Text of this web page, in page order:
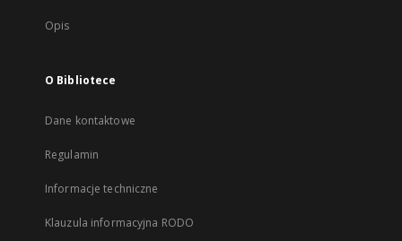
Opis
O Bibliotece
Dane kontaktowe
Regulamin
Informacje techniczne
Klauzula informacyjna RODO